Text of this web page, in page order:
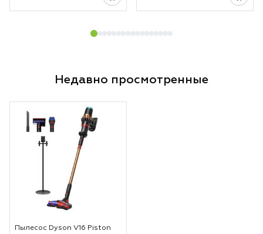
Недавно просмотренные
Пылесос Dyson V16 Piston